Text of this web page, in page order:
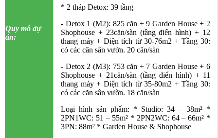
Quy mô dự
án:
* 2 tháp Detox: 39 tầng
- Detox 1 (M2): 825 căn + 9 Garden House + 2
Shophouse + 23căn/sàn (tầng điển hình) + 12
thang máy + Diện tích từ 30-76m2 + Tầng 30:
có các căn sân vườn. 20 căn/sàn
- Detox 2 (M3): 753 căn + 7 Garden House + 6
Shophouse + 21căn/sàn (tầng điển hình) + 11
thang máy + Diện tích từ 35-80m2 + Tầng 30:
có các căn sân vườn. 18 căn/sàn
Loại hình sản phẩm: * Studio: 34 – 38m² *
2PN1WC: 51 – 55m² * 2PN2WC: 64 – 66m² *
3PN: 88m² * Garden House & Shophouse